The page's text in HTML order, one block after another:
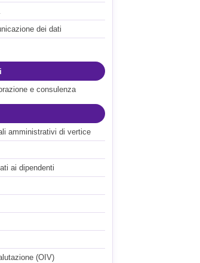
dei dati
e consulenza
amministrativi di vertice
ai dipendenti
(OIV)